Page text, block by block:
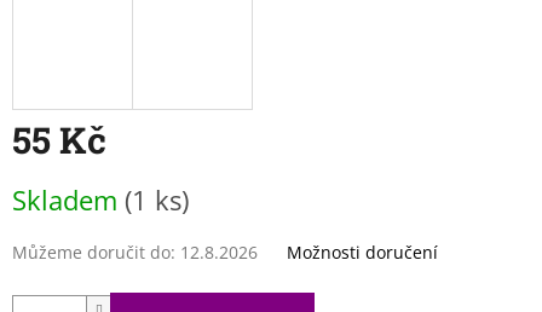
55 Kč
cena:
Skladem (1 ks)
Můžeme doručit do: 12.8.2026 Možnosti doručení